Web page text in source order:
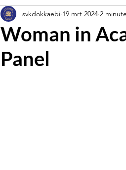
Woman in
Panel
svkdokkaebi 19 mrt 2024 2